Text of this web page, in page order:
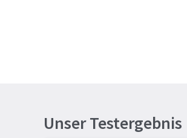
Unser Testergebnis